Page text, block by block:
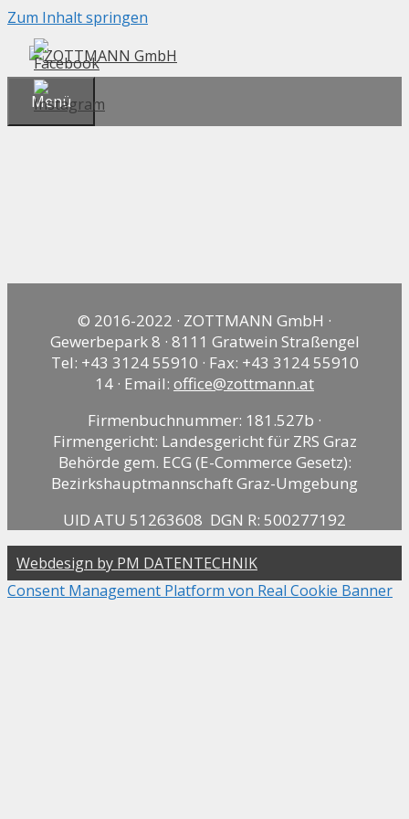
Zum Inhalt springen
Menü
© 2016-2022 · ZOTTMANN GmbH ·
Gewerbepark 8 · 8111 Gratwein Straßengel
Tel: +43 3124 55910 · Fax: +43 3124 55910
14 · Email: office@zottmann.at
Firmenbuchnummer: 181.527b ·
Firmengericht: Landesgericht für ZRS Graz
Behörde gem. ECG (E-Commerce Gesetz):
Bezirkshauptmannschaft Graz-Umgebung
UID ATU 51263608 DGN R: 500277192
Webdesign by PM DATENTECHNIK
Consent Management Platform von Real Cookie Banner